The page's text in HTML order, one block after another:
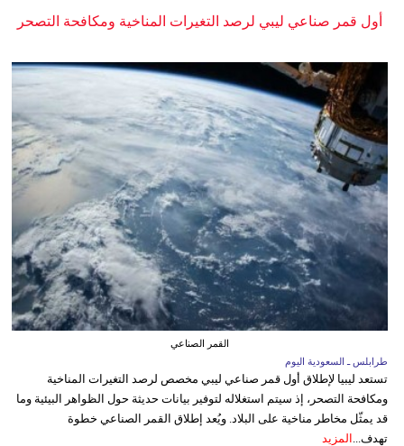
أول قمر صناعي ليبي لرصد التغيرات المناخية ومكافحة التصحر
القمر الصناعي
طرابلس ـ السعودية اليوم
تستعد ليبيا لإطلاق أول قمر صناعي ليبي مخصص لرصد التغيرات المناخية
ومكافحة التصحر، إذ سيتم استغلاله لتوفير بيانات حديثة حول الظواهر البيئية وما
قد يمثّل مخاطر مناخية على البلاد. ويُعد إطلاق القمر الصناعي خطوة
تهدف...
المزيد